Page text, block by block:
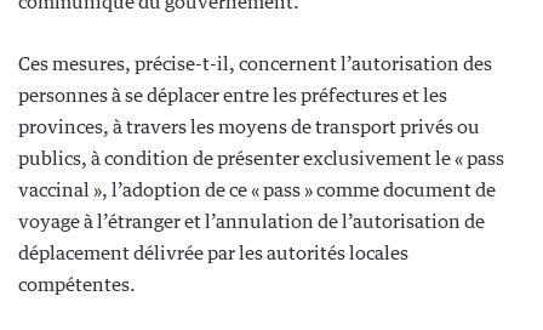
Ces mesures, précise-t-il, concernent l’autorisation des
personnes à se déplacer entre les préfectures et les
provinces, à travers les moyens de transport privés ou
publics, à condition de présenter exclusivement le « pass
vaccinal », l’adoption de ce « pass » comme document de
voyage à l’étranger et l’annulation de l’autorisation de
déplacement délivrée par les autorités locales
compétentes.